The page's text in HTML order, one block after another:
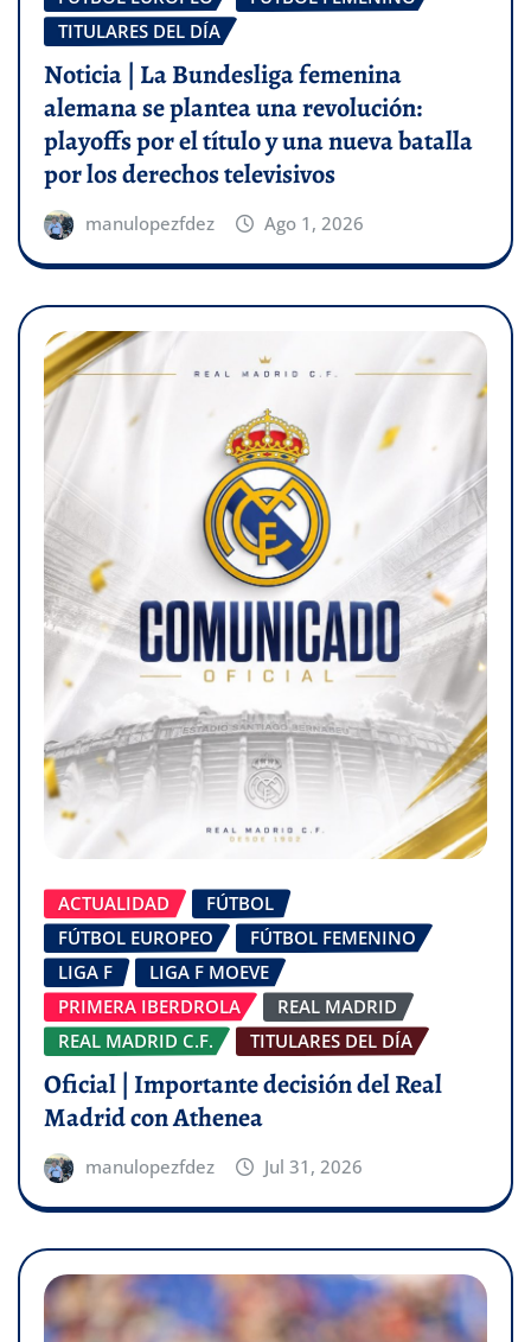
TITULARES DEL DÍA
Noticia | La Bundesliga femenina
alemana se plantea una revolución:
playoffs por el título y una nueva batalla
por los derechos televisivos
manulopezfdez Ago 1, 2026
ACTUALIDAD
FÚTBOL
FÚTBOL EUROPEO
FÚTBOL FEMENINO
LIGA F
LIGA F MOEVE
PRIMERA IBERDROLA
REAL MADRID
REAL MADRID C.F.
TITULARES DEL DÍA
Oficial | Importante decisión del Real
Madrid con Athenea
manulopezfdez Jul 31, 2026